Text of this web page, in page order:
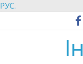
РУС.